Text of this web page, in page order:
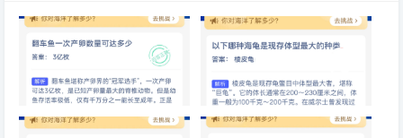
翻车鱼一次产卵数量可达多少
以下哪种海龟是现存体型最大的
种类